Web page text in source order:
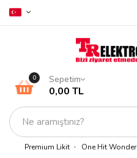
Premium Likit One Hit Wonder
0 Sepetim
0,00 TL